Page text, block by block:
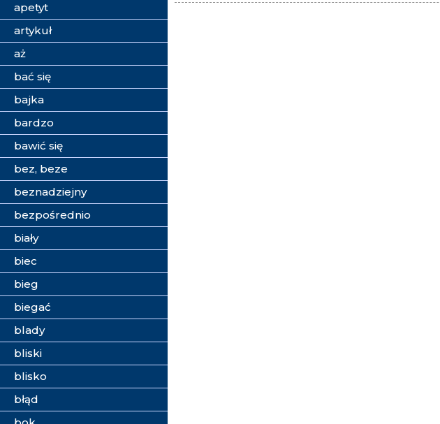
apetyt
artykuł
aż
bać się
bajka
bardzo
bawić się
bez, beze
beznadziejny
bezpośrednio
biały
biec
bieg
biegać
blady
bliski
blisko
błąd